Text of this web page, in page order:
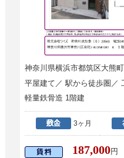
神奈川県横浜市都筑区大熊
平屋建て／ 駅から徒歩圏
軽量鉄骨造 1階建
3ヶ月
187,000円